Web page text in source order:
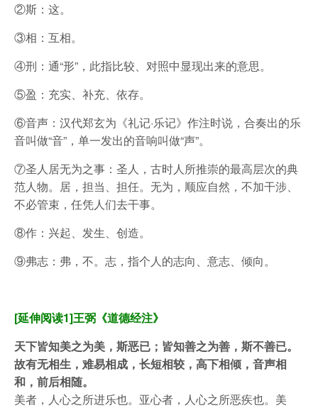
②斯：这。
③相：互相。
④刑：通“形”，此指比较、对照中显现出来的意思。
⑤盈：充实、补充、依存。
⑥音声：汉代郑玄为《礼记·乐记》作注时说，合奏出的乐
音叫做“音”，单一发出的音响叫做“声”。
⑦圣人居无为之事：圣人，古时人所推崇的最高层次的典
范人物。居，担当、担任。无为，顺应自然，不加干涉、
不必管束，任凭人们去干事。
⑧作：兴起、发生、创造。
⑨弗志：弗，不。志，指个人的志向、意志、倾向。
[延伸阅读1]王弼《道德经注》
天下皆知美之为美，斯恶已；皆知善之为善，斯不善已。
故有无相生，难易相成，长短相较，高下相倾，音声相
和，前后相随。
美者，人心之所进乐也。亚心者，人心之所恶疾也。美